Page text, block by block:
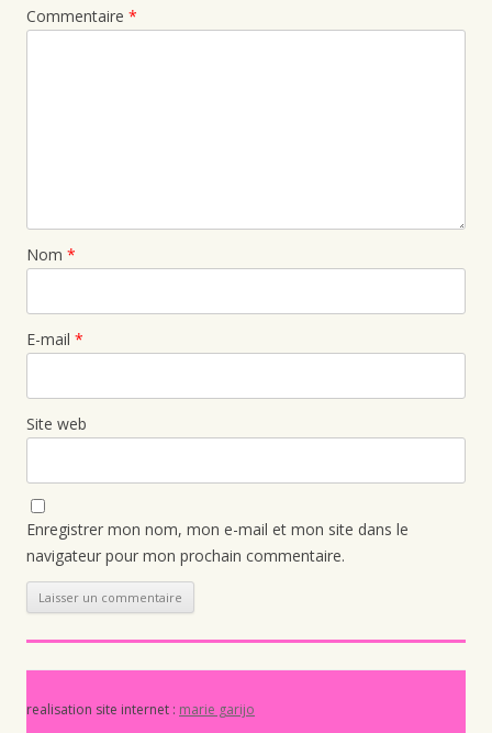
Commentaire *
Nom *
E-mail *
Site web
Enregistrer mon nom, mon e-mail et mon site dans le
navigateur pour mon prochain commentaire.
realisation site internet : marie garijo